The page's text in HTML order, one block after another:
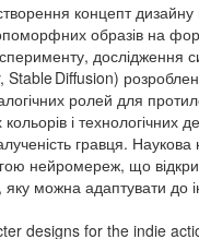
концепт
образів на
дослідження
Diffusion)
ролей для
і технологічних
гравця.
нейромереж, що
можна адаптувати до
designs for the indie